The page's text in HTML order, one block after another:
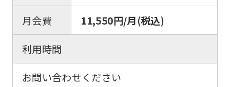
月会費
11,550円/月(税込)
利用時間
お問い合わせください